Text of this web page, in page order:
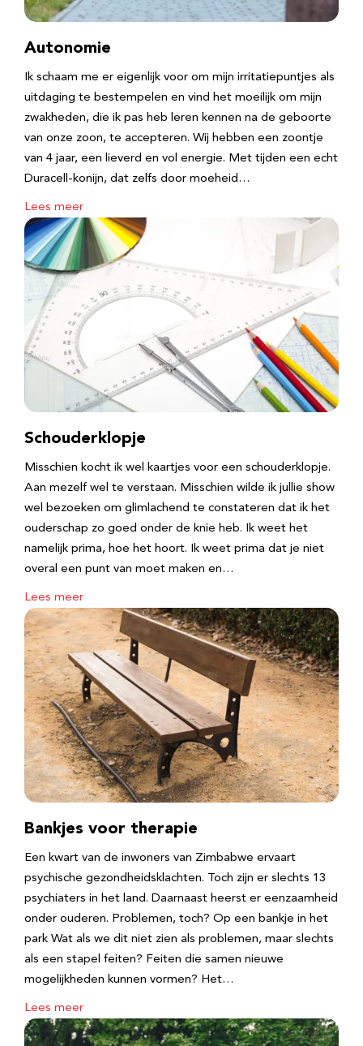
Autonomie
Ik schaam me er eigenlijk voor om mijn irritatiepuntjes als
uitdaging te bestempelen en vind het moeilijk om mijn
zwakheden, die ik pas heb leren kennen na de geboorte
van onze zoon, te accepteren. Wij hebben een zoontje
van 4 jaar, een lieverd en vol energie. Met tijden een echt
Duracell-konijn, dat zelfs door moeheid…
Lees meer
Schouderklopje
Misschien kocht ik wel kaartjes voor een schouderklopje.
Aan mezelf wel te verstaan. Misschien wilde ik jullie show
wel bezoeken om glimlachend te constateren dat ik het
ouderschap zo goed onder de knie heb. Ik weet het
namelijk prima, hoe het hoort. Ik weet prima dat je niet
overal een punt van moet maken en…
Lees meer
Bankjes voor therapie
Een kwart van de inwoners van Zimbabwe ervaart
psychische gezondheidsklachten. Toch zijn er slechts 13
psychiaters in het land. Daarnaast heerst er eenzaamheid
onder ouderen. Problemen, toch? Op een bankje in het
park Wat als we dit niet zien als problemen, maar slechts
als een stapel feiten? Feiten die samen nieuwe
mogelijkheden kunnen vormen? Het…
Lees meer